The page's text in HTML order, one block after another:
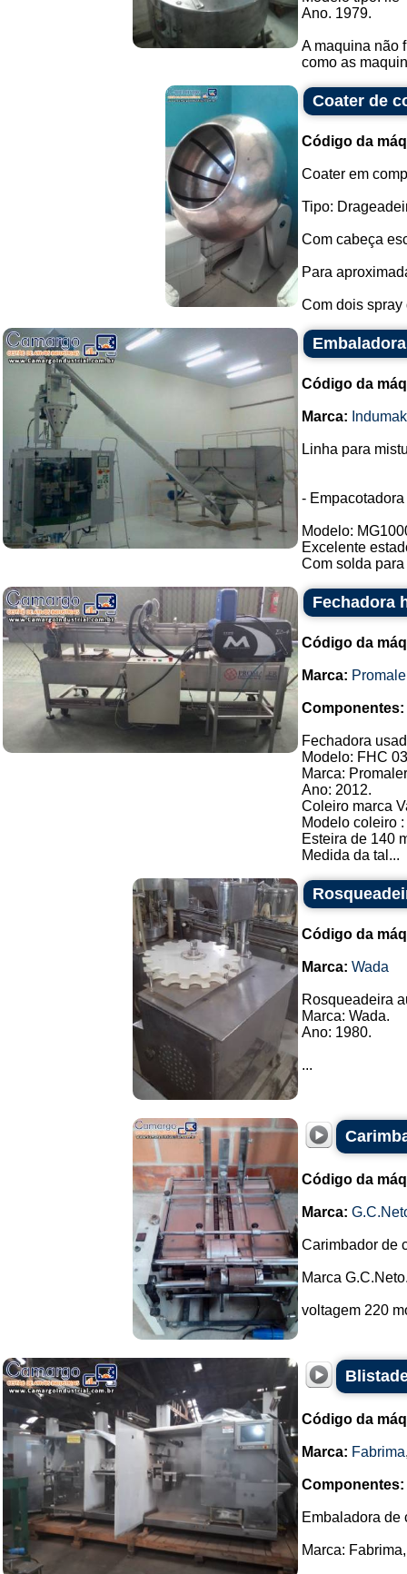
Ano. 1979.
A maquina não
como as
Coater de
Código da
Coater em
Tipo:
Com cabeça
Para
Com dois spray
Código da
Marca: Indumak
Linha para
-
Modelo:
Excelente
Com solda
Fechadora
Código da
Marca:
Componentes:
Fechadora
Modelo: FHC
Marca:
Ano: 2012.
Coleiro marca
Modelo coleiro
Esteira de 140
Medida da tal...
Código da
Marca: Wada
Rosqueadeira
Marca: Wada.
Ano: 1980.
...
Código da
Marca:
Carimbador de
Marca
voltagem 220
Código da
Marca: Fabrima
Componentes:
Embaladora de
Marca: